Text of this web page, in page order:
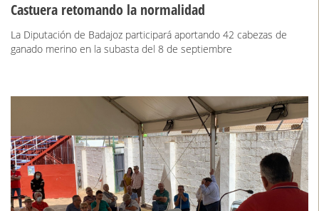
Castuera retomando la normalidad
La Diputación de Badajoz participará aportando 42 cabezas de
ganado merino en la subasta del 8 de septiembre